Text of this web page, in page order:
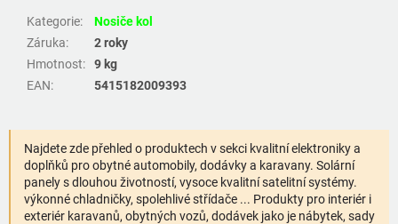
Kategorie:
Nosiče kol
Záruka:
2 roky
Hmotnost:
9 kg
EAN: 5415182009393
Najdete zde přehled o produktech v sekci kvalitní elektroniky a
doplňků pro obytné automobily, dodávky a karavany. Solární
panely s dlouhou životností, vysoce kvalitní satelitní systémy.
výkonné chladničky, spolehlivé střídače ... Produkty pro interiér i
exteriér karavanů, obytných vozů, dodávek jako je nábytek, sady